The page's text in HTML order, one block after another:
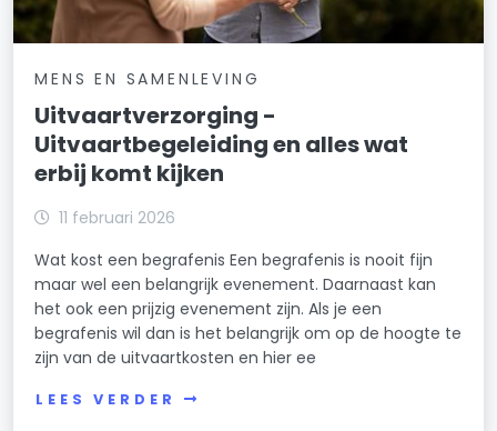
MENS EN SAMENLEVING
Uitvaartverzorging -
Uitvaartbegeleiding en alles wat
erbij komt kijken
11 februari 2026
Wat kost een begrafenis Een begrafenis is nooit fijn
maar wel een belangrijk evenement. Daarnaast kan
het ook een prijzig evenement zijn. Als je een
begrafenis wil dan is het belangrijk om op de hoogte te
zijn van de uitvaartkosten en hier ee
LEES VERDER